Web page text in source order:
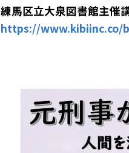
練馬区立大泉図書館主催
https://www.kibiinc.co/